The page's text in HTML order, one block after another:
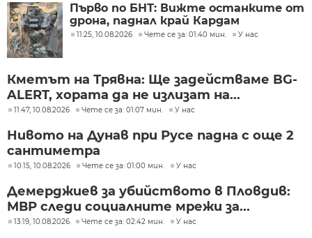
Първо по БНТ: Вижте останките от
дрона, паднал край Кардам
11:25, 10.08.2026 Чете се за: 01:40 мин. У нас
Кметът на Трявна: Ще задействаме BG-
ALERT, хората да не излизат на...
11:47, 10.08.2026 Чете се за: 01:07 мин. У нас
Нивото на Дунав при Русе падна с още 2
сантиметра
10:15, 10.08.2026 Чете се за: 01:00 мин. У нас
Демерджиев за убийството в Пловдив:
МВР следи социалните мрежи за...
13:19, 10.08.2026 Чете се за: 02:42 мин. У нас